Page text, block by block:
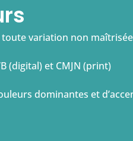
variation non
(digital) et CMJN (print)
dominantes et